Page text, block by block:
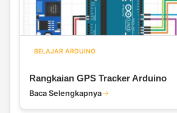
BELAJAR ARDUINO
Rangkaian GPS Tracker Arduino
Baca Selengkapnya